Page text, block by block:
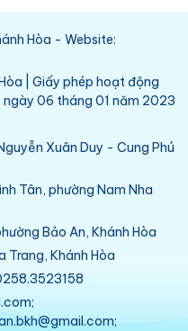
Hòa - Website:
| Giấy phép hoạt động
06 tháng 01 năm 2023
Xuân Duy - Cung Phú
Tân, phường Nam Nha
Bảo An, Khánh Hòa
Trang, Khánh Hòa